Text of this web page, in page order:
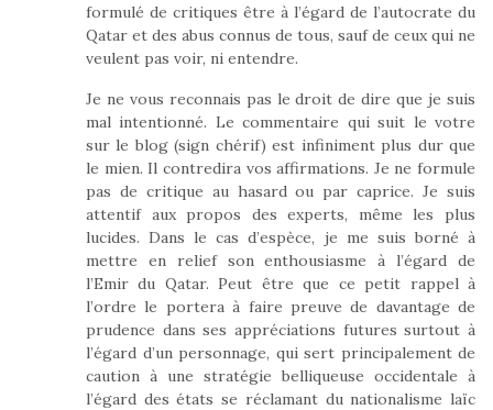
formulé de critiques être à l’égard de l’autocrate du
Qatar et des abus connus de tous, sauf de ceux qui ne
veulent pas voir, ni entendre.
Je ne vous reconnais pas le droit de dire que je suis
mal intentionné. Le commentaire qui suit le votre
sur le blog (sign chérif) est infiniment plus dur que
le mien. Il contredira vos affirmations. Je ne formule
pas de critique au hasard ou par caprice. Je suis
attentif aux propos des experts, même les plus
lucides. Dans le cas d’espèce, je me suis borné à
mettre en relief son enthousiasme à l’égard de
l’Emir du Qatar. Peut être que ce petit rappel à
l’ordre le portera à faire preuve de davantage de
prudence dans ses appréciations futures surtout à
l’égard d’un personnage, qui sert principalement de
caution à une stratégie belliqueuse occidentale à
l’égard des états se réclamant du nationalisme laïc